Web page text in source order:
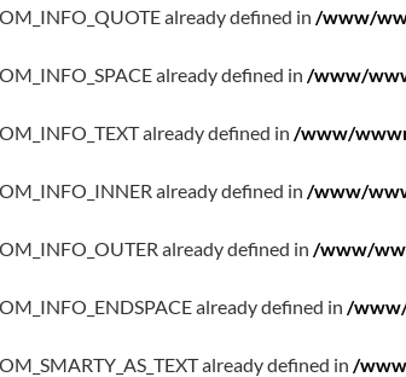
already defined in /www/
already defined in /www/
already defined in /www/
already defined in /www/
already defined in /www/
already defined in /
already defined in /